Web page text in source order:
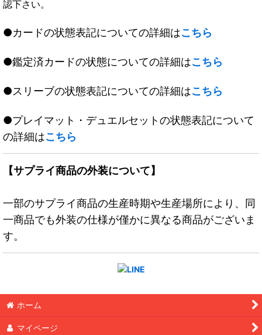
認下さい。
●カードの状態表記についての詳細はこちら
●鑑定済カードの状態についての詳細はこちら
●スリーブの状態表記についての詳細はこちら
●プレイマット・デュエルセットの状態表記について
の詳細はこちら
【サプライ商品の外装について】
一部のサプライ商品の生産時期や生産場所により、同
一商品でも外装の仕様が僅かに異なる商品がございま
す。
ホーム
マイページ